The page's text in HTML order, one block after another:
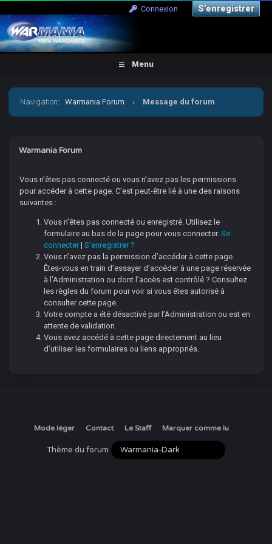
Connexion S’enregistrer
Menu
Navigation:Warmania Forum › Message du forum
Warmania Forum
Vous n’êtes pas connecté ou vous n’avez pas les permissions
pour accéder à cette page. C’est peut-être lié à une des raisons
suivantes :
Vous n’êtes pas connecté ou enregistré. Utilisez le
formulaire au bas de la page pour vous connecter.Se
connecter|S’enregistrer ?
Vous n’avez pas la permission d’accéder à cette page.
Êtes-vous en train d’essayer d’accéder à une page réservée
à l’Administration ou dont l’accès est contrôlé ? Consultez
les règles du forum pour voir si vous êtes autorisé à
consulter cette page.
Votre compte a été désactivé par l’Administration ou est en
attente de validation.
Vous avez accédé à cette page directement au lieu
d’utiliser les formulaires ou liens appropriés.
Mode léger Contact Le Staff Marquer comme lu
Thème du forum